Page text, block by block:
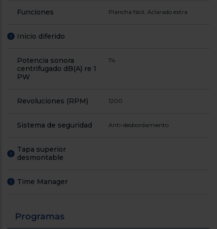
Funciones Plancha fácil, Aclarado extra
! Inicio diferido
Potencia sonora
centrifugado dB(A) re 1
PW
74
Revoluciones (RPM) 1200
Sistema de seguridad Anti-desbordamiento
!
Tapa superior
desmontable
! Time Manager
Programas